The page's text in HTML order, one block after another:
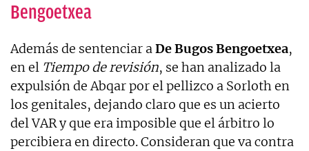
Bengoetxea
Además de sentenciar a De Bugos Bengoetxea,
en el Tiempo de revisión, se han analizado la
expulsión de Abqar por el pellizco a Sorloth en
los genitales, dejando claro que es un acierto
del VAR y que era imposible que el árbitro lo
percibiera en directo. Consideran que va contra